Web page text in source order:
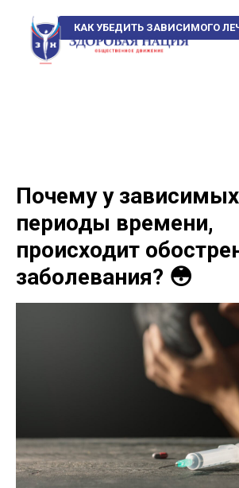
КАК УБЕДИТЬ ЗАВИСИМОГО
Почему у
периоды времени,
происходит
заболевания? 😳